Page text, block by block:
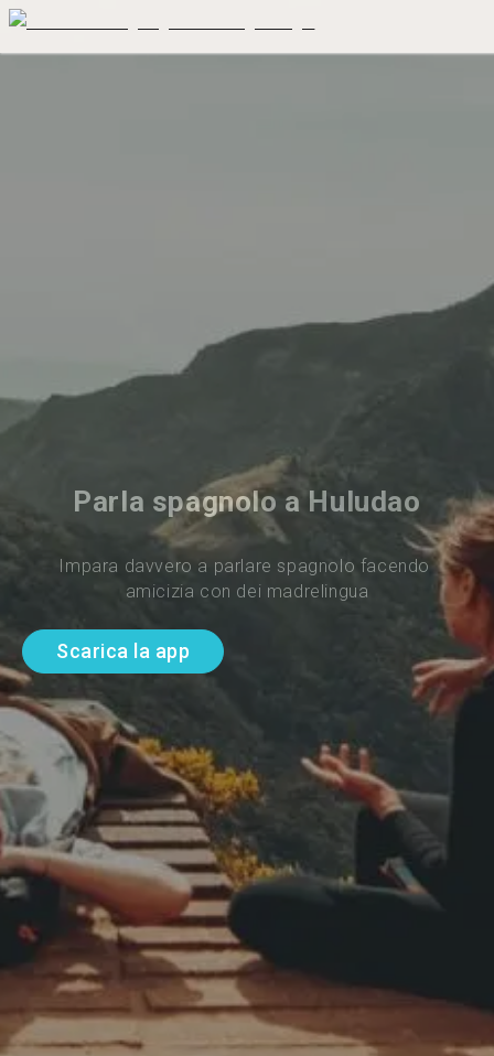
Parla spagnolo a Huludao
Impara davvero a parlare spagnolo facendo
amicizia con dei madrelingua
Scarica la app